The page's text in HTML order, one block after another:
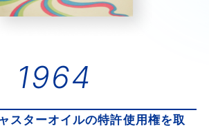
1964
スターオイルの特許使用権を取